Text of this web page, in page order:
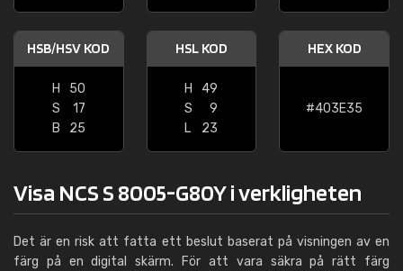
HSB/HSV KOD
H
50
S
17
B
25
HSL KOD
H
49
S
9
L
23
HEX KOD
#403E35
Visa NCS S 8005-G80Y i verkligheten
Det är en risk att fatta ett beslut baserat på visningen av en
färg på en digital skärm. För att vara säkra på rätt färg